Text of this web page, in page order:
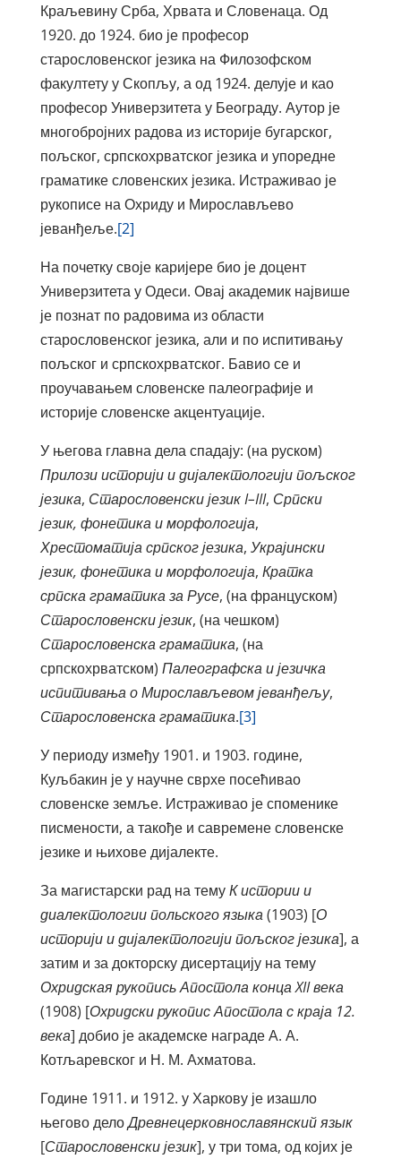
Краљевину Срба, Хрвата и Словенаца. Од
1920. до 1924. био је професор
старословенског језика на Филозофском
факултету у Скопљу, а од 1924. делује и као
професор Универзитета у Београду. Аутор је
многобројних радова из историје бугарског,
пољског, српскохрватског језика и упоредне
граматике словенских језика. Истраживао је
рукописе на Охриду и Мирослављево
јеванђеље.[2]
На почетку своје каријере био је доцент
Универзитета у Одеси. Овај академик највише
је познат по радовима из области
старословенског језика, али и по испитивању
пољског и српскохрватског. Бавио се и
проучавањем словенске палеографије и
историје словенске акцентуације.
У његова главна дела спадају: (на руском)
Прилози историји и дијалектологији пољског
језика, Старословенски језикI–III, Српски
језик, фонетика и морфологија,
Хрестоматија српског језика, Украјински
језик, фонетика и морфологија, Кратка
српска граматика за Русе, (на француском)
Старословенски језик, (на чешком)
Старословенска граматика, (на
српскохрватском) Палеографска и језичка
испитивања о Мирослављевом јеванђељу,
Старословенска граматика.[3]
У периоду између 1901. и 1903. године,
Куљбакин је у научне сврхе посећивао
словенске земље. Истраживао је споменике
писмености, а такође и савремене словенске
језике и њихове дијалекте.
За магистарски рад на темуК истории и
диалектологии польского языка(1903) [О
историји и дијалектологији пољског језика], а
затим и за докторску дисертацију на тему
Охридская рукопись Апостола концаXIIвека
(1908) [Охридски рукопис Апостола с краја 12.
века] добио је академске награде А. А.
Котљаревског и Н. М. Ахматова.
Године 1911. и 1912. у Харкову је изашло
његово делоДревнецерковнославянский язык
[Старословенски језик], у три тома, од којих је